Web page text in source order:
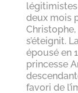
deux mois
s’éteignit.
épousé en
princesse
favori de